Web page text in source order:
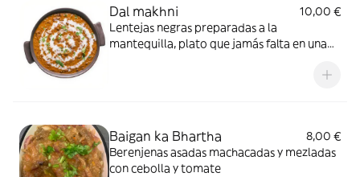
Dal makhni
10,00 €
Lentejas negras preparadas a la
mantequilla, plato que jamás falta en una
Baigan ka Bhartha
8,00 €
Berenjenas asadas machacadas y mezladas
con cebolla y tomate